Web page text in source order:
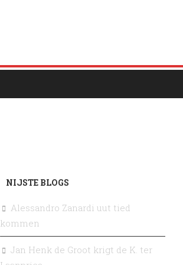
NIJSTE BLOGS
Alessandro Zanardi uut tied
kommen
Jan Henk de Groot krigt de K. ter